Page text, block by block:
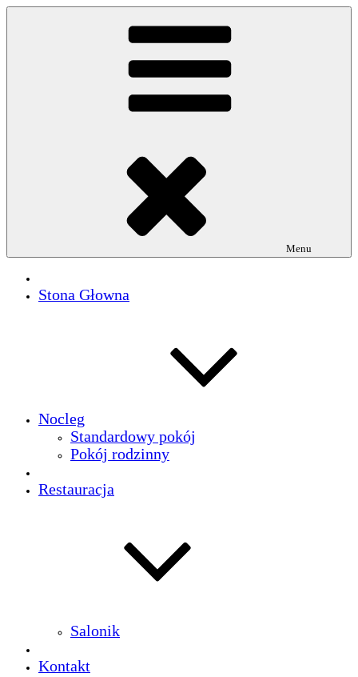
Przejdź
Menu
Stona Głowna
Nocleg
Standardowy pokój
Pokój rodzinny
Restauracja
Salonik
Kontakt